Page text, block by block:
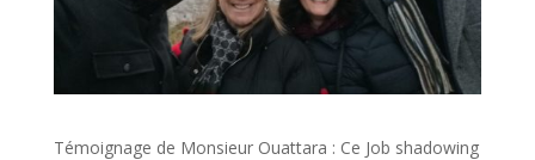
Témoignage de Monsieur Ouattara : Ce Job shadowing